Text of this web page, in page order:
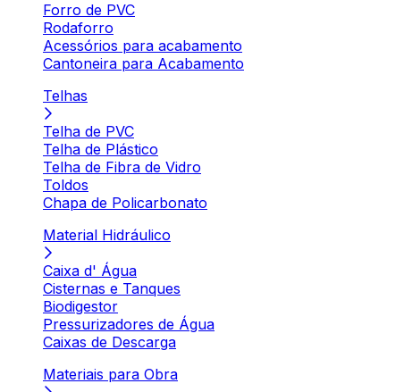
Forro de PVC
Rodaforro
Acessórios para acabamento
Cantoneira para Acabamento
Telhas
Telha de PVC
Telha de Plástico
Telha de Fibra de Vidro
Toldos
Chapa de Policarbonato
Material Hidráulico
Caixa d' Água
Cisternas e Tanques
Biodigestor
Pressurizadores de Água
Caixas de Descarga
Materiais para Obra